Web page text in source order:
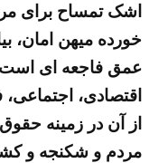
اشک تمساح برای
خورده میهن امان،
عمق فاجعه ای است
اقتصادی،
از آن در زمینه
مردم و شکنجه و